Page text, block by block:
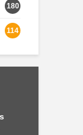
180
114